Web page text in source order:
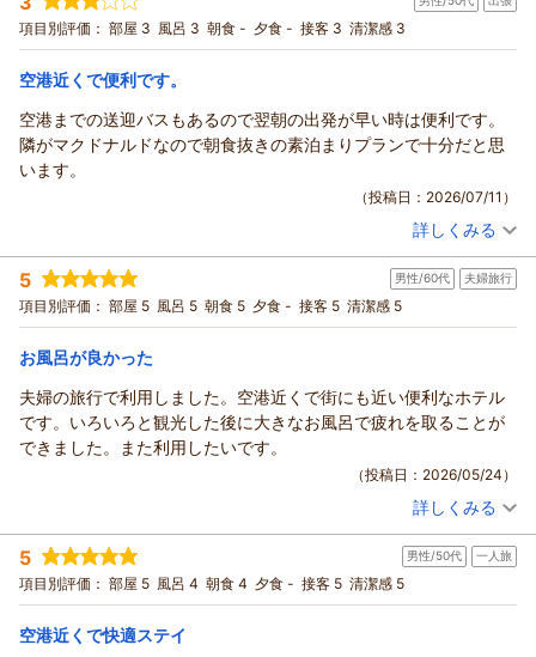
にいる両親の部屋も同じでした。
これから暑い時期になるのでホテルの方は見直した方が良いと思
投稿者： まことさん
宿泊プラン： 【九州・中国地方の方限定】シェフ厳選 一押し和洋食ビュッ
フェ付きプラン
ツイン 朝のみ
宿泊価格帯： 12,001～13,000円(大人一人あたり/税込)
ホテルフロントイン福岡空港からの返信
ご投稿をお寄せくださり、ありがとうございます。
飛行場からのアクセスや大浴場について「便利」「良い」と感
じていただけたこと、とても励みになります。
一方で、急な酷暑の中でお部屋のエアコンが十分に効かず、ご
不快な思いをさせてしまい申し訳ございませんでした。
当日は太宰府で記録的な気温が観測された翌日とのことで、体
感としても大変厳しい暑さだったことと思います。設定温度を
下げても涼しくならず、ご両親様のお部屋でも同じ状況だった
とのご指摘、重く受け止めております。
よう対応を完了しております。
これから本格的な暑さを迎える時期に向けて、改めて設備の確
認を徹底し、安心してお過ごしいただける環境づくりに努めて
貴重なご意見をお寄せいただき、心より感謝申し上げます。
またお越しいただける機会がございましたら、より快適にお過
ごしいただけるようスタッフ一同努めてまいります。
もし次回ご滞在時に気になる点がございましたら、どうぞ遠慮
なくお知らせください。
項目別評価： 部屋 3 風呂 3 朝食 - 夕食 - 接客 3 清潔感 3
空港近くで便利です。
空港までの送迎バスもあるので翌朝の出発が早い時は便利です。
隣がマクドナルドなので朝食抜きの素泊まりプランで十分だと思
います。
（投稿日：2026/07/11）
投稿者： ドラゴンさん(男性/50代)
宿泊プラン： 【福岡空港ご利用の方限定】 素泊りプラン
シングル
食事なし
宿泊価格帯： 9,001～10,000円(大人一人あたり/税込)
空港へのアクセスや送迎の便利さをご利用いただけたこと、う
れしく拝見しました。
また、周辺の飲食店をご活用いただき、素泊まりでも十分だっ
次回もしお時間にゆとりがございましたら、館内での朝食もぜ
ひお試しいただければ幸いです。ご出発前のひとときがより心
地よくお過ごしいただけるよう、日々工夫を重ねております。
また福岡空港をご利用の際にお立ち寄りいただけることを願っ
ご投稿ありがとうございました。
詳しくみる
5 男性/60代 夫婦旅行
項目別評価： 部屋 5 風呂 5 朝食 5 夕食 - 接客 5 清潔感 5
お風呂が良かった
夫婦の旅行で利用しました。空港近くで街にも近い便利なホテル
です。いろいろと観光した後に大きなお風呂で疲れを取ることが
できました。また利用したいです。
（投稿日：2026/05/24）
投稿者： はなはなさん(男性/60代)
宿泊プラン： 【九州・中国地方の方限定】シェフ厳選 一押し和洋食ビュッ
フェ付きプラン
ツイン 朝のみ
宿泊価格帯： 21,001～22,000円(大人一人あたり/税込)
詳しくみる
5 男性/50代 一人旅
項目別評価： 部屋 5 風呂 4 朝食 4 夕食 - 接客 5 清潔感 5
空港近くで快適ステイ